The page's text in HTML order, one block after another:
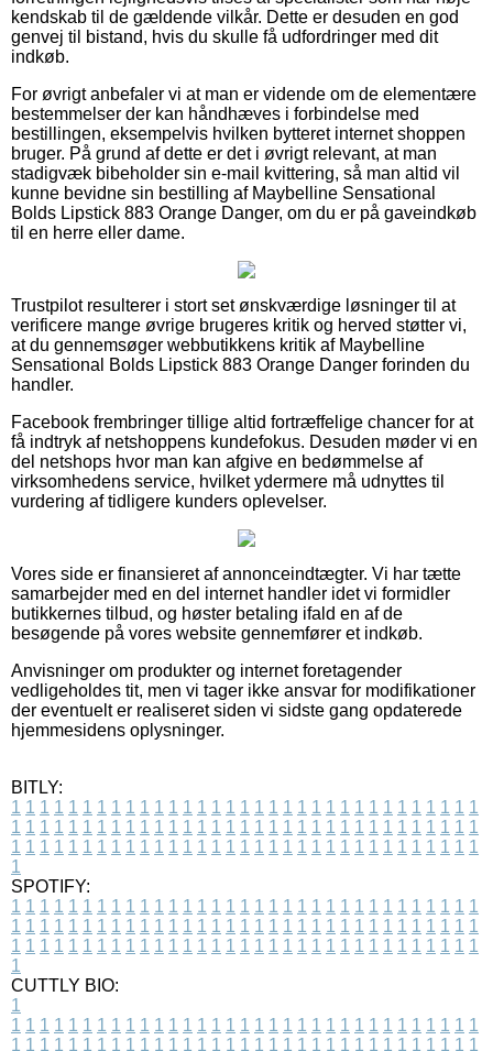
kendskab til de gældende vilkår. Dette er desuden en god
genvej til bistand, hvis du skulle få udfordringer med dit
indkøb.
For øvrigt anbefaler vi at man er vidende om de elementære
bestemmelser der kan håndhæves i forbindelse med
bestillingen, eksempelvis hvilken bytteret internet shoppen
bruger. På grund af dette er det i øvrigt relevant, at man
stadigvæk bibeholder sin e-mail kvittering, så man altid vil
kunne bevidne sin bestilling af Maybelline Sensational
Bolds Lipstick 883 Orange Danger, om du er på gaveindkøb
til en herre eller dame.
Trustpilot resulterer i stort set ønskværdige løsninger til at
verificere mange øvrige brugeres kritik og herved støtter vi,
at du gennemsøger webbutikkens kritik af Maybelline
Sensational Bolds Lipstick 883 Orange Danger forinden du
handler.
Facebook frembringer tillige altid fortræffelige chancer for at
få indtryk af netshoppens kundefokus. Desuden møder vi en
del netshops hvor man kan afgive en bedømmelse af
virksomhedens service, hvilket ydermere må udnyttes til
vurdering af tidligere kunders oplevelser.
Vores side er finansieret af annonceindtægter. Vi har tætte
samarbejder med en del internet handler idet vi formidler
butikkernes tilbud, og høster betaling ifald en af de
besøgende på vores website gennemfører et indkøb.
Anvisninger om produkter og internet foretagender
vedligeholdes tit, men vi tager ikke ansvar for modifikationer
der eventuelt er realiseret siden vi sidste gang opdaterede
hjemmesidens oplysninger.
BITLY:
1 1 1 1 1 1 1 1 1 1 1 1 1 1 1 1 1 1 1 1 1 1 1 1 1 1 1 1 1 1 1 1 1
1 1 1 1 1 1 1 1 1 1 1 1 1 1 1 1 1 1 1 1 1 1 1 1 1 1 1 1 1 1 1 1 1
1 1 1 1 1 1 1 1 1 1 1 1 1 1 1 1 1 1 1 1 1 1 1 1 1 1 1 1 1 1 1 1 1
1
SPOTIFY:
1 1 1 1 1 1 1 1 1 1 1 1 1 1 1 1 1 1 1 1 1 1 1 1 1 1 1 1 1 1 1 1 1
1 1 1 1 1 1 1 1 1 1 1 1 1 1 1 1 1 1 1 1 1 1 1 1 1 1 1 1 1 1 1 1 1
1 1 1 1 1 1 1 1 1 1 1 1 1 1 1 1 1 1 1 1 1 1 1 1 1 1 1 1 1 1 1 1 1
1
CUTTLY BIO:
1
1 1 1 1 1 1 1 1 1 1 1 1 1 1 1 1 1 1 1 1 1 1 1 1 1 1 1 1 1 1 1 1 1
1 1 1 1 1 1 1 1 1 1 1 1 1 1 1 1 1 1 1 1 1 1 1 1 1 1 1 1 1 1 1 1 1